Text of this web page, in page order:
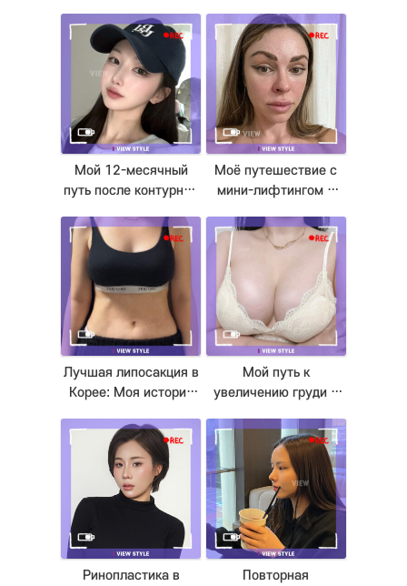
Мой 12-месячный
путь после контурной
ринопластики в Корее
Моё путешествие с
мини-лифтингом в
восстановления по
месяцам
Лучшая липосакция в
Корее: Моя история
за 10 месяцев
Мой путь к
увеличению груди в
Ринопластика в
Повторная